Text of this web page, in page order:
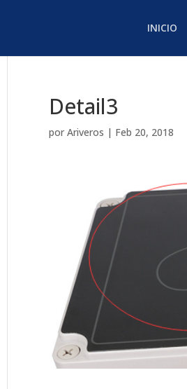
INICIO
Detail3
por Ariveros | Feb 20, 2018